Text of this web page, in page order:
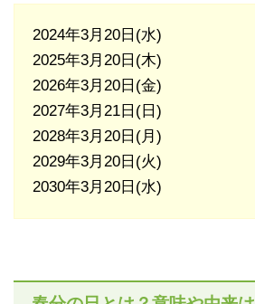
2024年3月20日(水)
2025年3月20日(木)
2026年3月20日(金)
2027年3月21日(日)
2028年3月20日(月)
2029年3月20日(火)
2030年3月20日(水)